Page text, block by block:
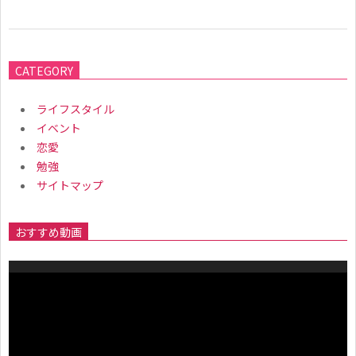
01-
25CATEGORY
ライフスタイル
イベント
恋愛
勉強
サイトマップ
おすすめ動画
動